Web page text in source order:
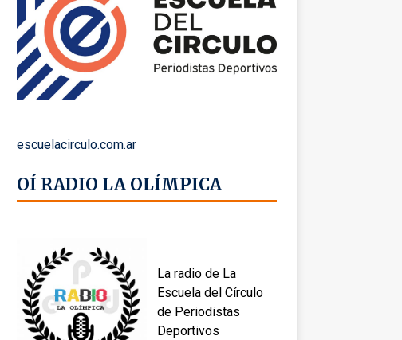
escuelacirculo.com.ar
OÍ RADIO LA OLÍMPICA
La radio de La
Escuela del Círculo
de Periodistas
Deportivos